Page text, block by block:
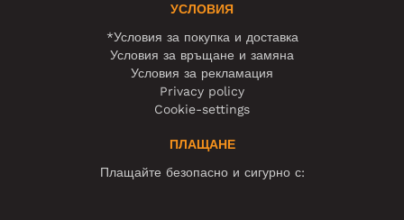
УСЛОВИЯ
*Условия за покупка и доставка
Условия за връщане и замяна
Условия за рекламация
Privacy policy
Cookie-settings
ПЛАЩАНЕ
Плащайте безопасно и сигурно с: